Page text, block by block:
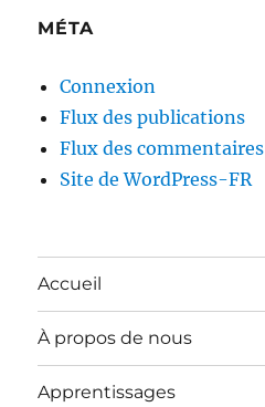
MÉTA
Connexion
Flux des publications
Flux des commentaires
Site de WordPress-FR
Accueil
À propos de nous
Apprentissages